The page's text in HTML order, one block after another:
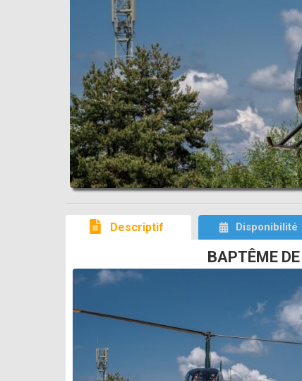
Descriptif Disponibilité
BAPTÊME